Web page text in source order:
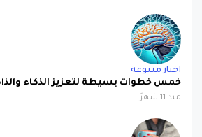
اخبار متنوعة
خمس خطوات بسيطة لتعزيز الذكاء
منذ 11 شهرًا